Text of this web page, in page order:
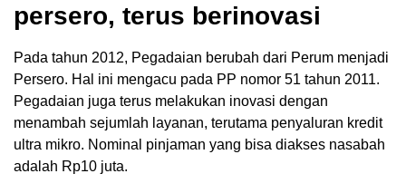
persero, terus berinovasi
Pada tahun 2012, Pegadaian berubah dari Perum menjadi
Persero. Hal ini mengacu pada PP nomor 51 tahun 2011.
Pegadaian juga terus melakukan inovasi dengan
menambah sejumlah layanan, terutama penyaluran kredit
ultra mikro. Nominal pinjaman yang bisa diakses nasabah
adalah Rp10 juta.